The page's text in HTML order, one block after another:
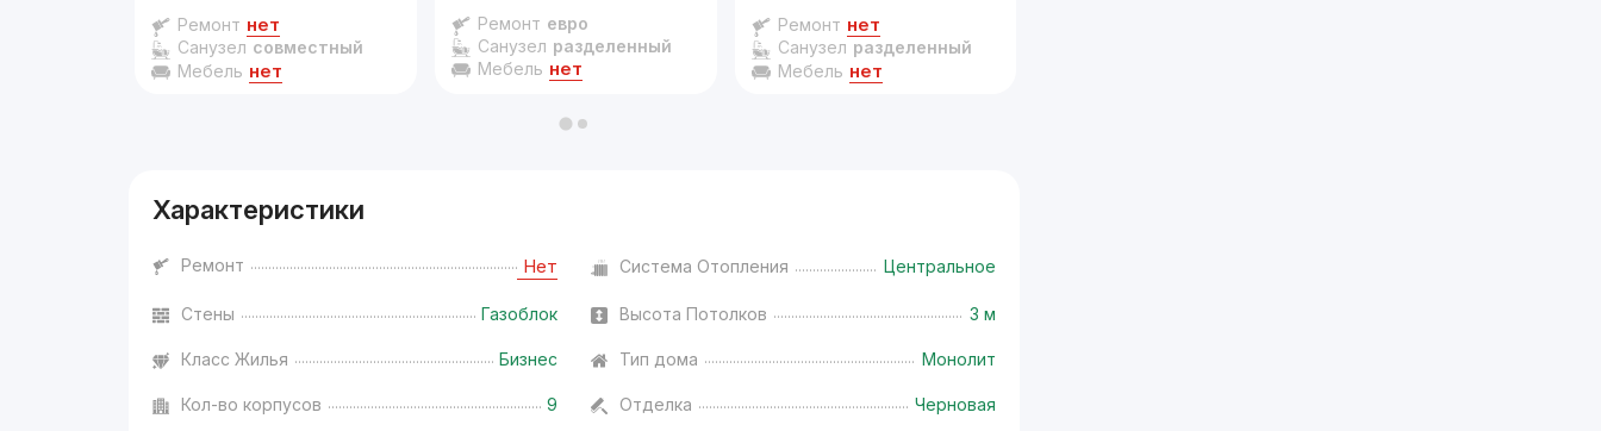
Ремонт нет
Санузел совместный
Мебель нет
Ремонт евро
Санузел разделенный
Мебель нет
Ремонт нет
Санузел разделенный
Мебель нет
Характеристики
Ремонт Нет Система Отопления Центральное
Стены Газоблок Высота Потолков 3 м
Класс Жилья Бизнес Тип дома Монолит
Кол-во корпусов 9 Отделка Черновая